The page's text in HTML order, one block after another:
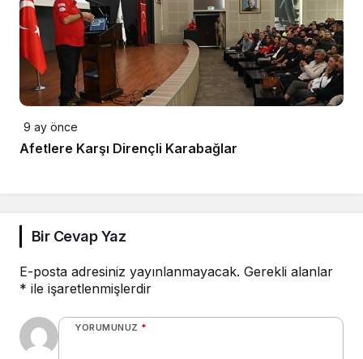
9 ay önce
Afetlere Karşı Dirençli Karabağlar
Bir Cevap Yaz
E-posta adresiniz yayınlanmayacak. Gerekli alanlar
* ile işaretlenmişlerdir
YORUMUNUZ *